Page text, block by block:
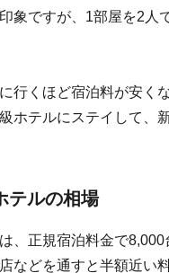
象ですが、1部屋を2
行くほど宿泊料が安く
ホテルにステイして、
テルの相場
、正規宿泊料金で
などを通すと半額近い